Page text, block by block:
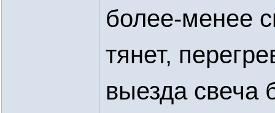
более-менее
тянет,
выезда свеча